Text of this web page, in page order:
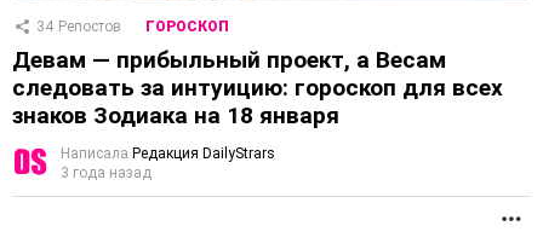
34 Репостов ГОРОСКОП
Девам — прибыльный проект, а Весам
следовать за интуицию: гороскоп для всех
знаков Зодиака на 18 января
Написала Редакция DailyStrars
3 года назад